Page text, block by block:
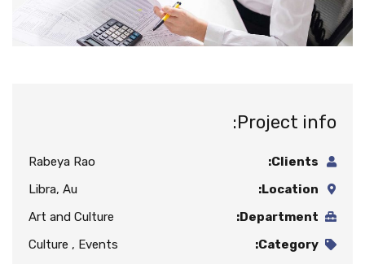
Project info:
Clients:
Rabeya Rao
Location:
Libra, Au
Department:
Art and Culture
Category:
Culture , Events